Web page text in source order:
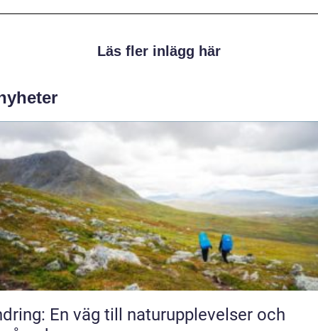
Läs fler inlägg här
En väg till naturupplevelser och